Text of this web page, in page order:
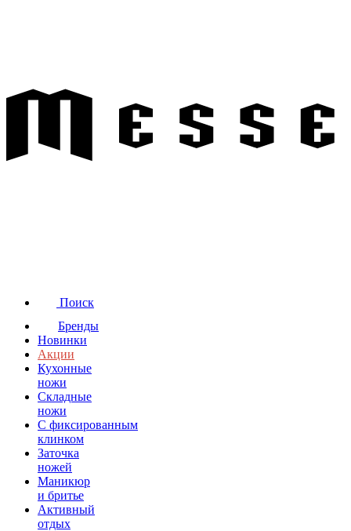
Поиск
Бренды
Новинки
Акции
Кухонные
ножи
Складные
ножи
C фиксированным
клинком
Заточка
ножей
Маникюр
и бритье
Активный
отдых